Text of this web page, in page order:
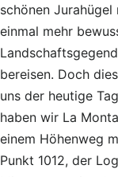
schönen
einmal mehr
bereisen. Doch
uns der heutige
haben wir La
einem Höhenweg
Punkt 1012, der